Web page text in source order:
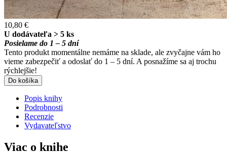
10,80 €
U dodávateľa > 5 ks
Posielame do 1 – 5 dní
Tento produkt momentálne nemáme na sklade, ale zvyčajne vám ho
vieme zabezpečiť a odoslať do 1 – 5 dní. A posnažíme sa aj trochu
rýchlejšie!
Do košíka
Popis knihy
Podrobnosti
Recenzie
Vydavateľstvo
Viac o knihe